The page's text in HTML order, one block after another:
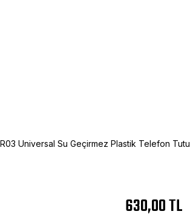
Universal Su Geçirmez Plastik Telefon
630,00 TL